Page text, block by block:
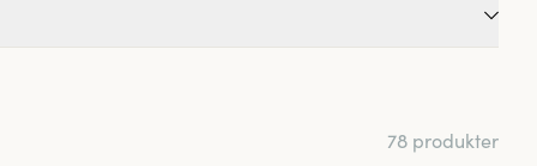
78 produkter